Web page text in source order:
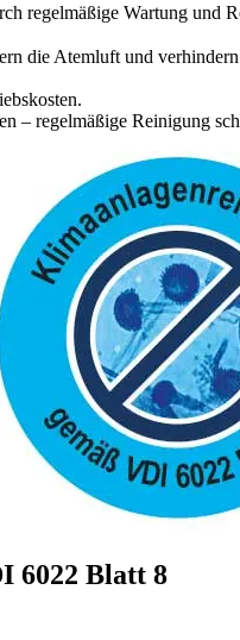
regelmäßige Wartung und
die Atemluft und
– regelmäßige Reinigung
6022 Blatt 8